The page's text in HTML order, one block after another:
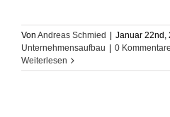
Von Andreas Schmied | Januar 22nd,
Unternehmensaufbau | 0 Kommentare
Weiterlesen